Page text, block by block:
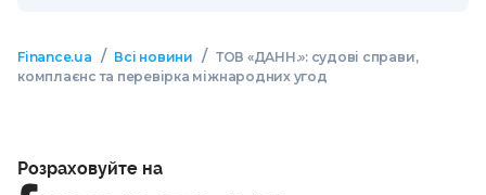
Finance.ua / Всі новини / ТОВ «ДАНН.»: судові справи,
комплаєнс та перевірка міжнародних угод
Розраховуйте на